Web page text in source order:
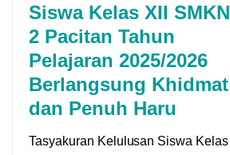
Siswa Kelas XII SMKN
2 Pacitan Tahun
Pelajaran 2025/2026
Berlangsung Khidmat
dan Penuh Haru
Tasyakuran Kelulusan Siswa Kelas